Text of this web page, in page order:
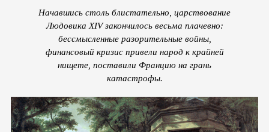
Начавшись столь блистательно, царствование
Людовика XIV закончилось весьма плачевно:
бессмысленные разорительные войны,
финансовый кризис привели народ к крайней
нищете, поставили Францию на грань
катастрофы.